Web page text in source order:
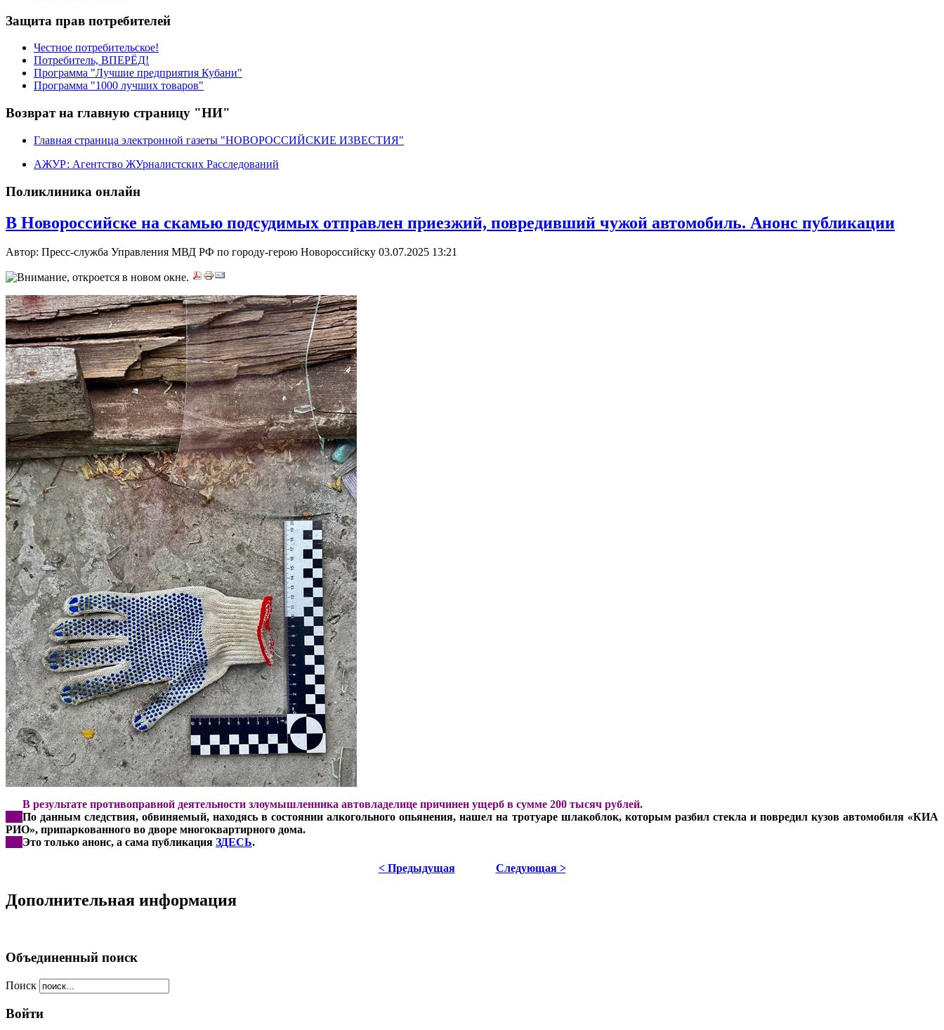
Защита прав потребителей
Честное потребительское!
Потребитель, ВПЕРЁД!
Программа "Лучшие предприятия Кубани"
Программа "1000 лучших товаров"
Возврат на главную страницу "НИ"
Главная страница электронной газеты "НОВОРОССИЙСКИЕ ИЗВЕСТИЯ"
АЖУР: Агентство ЖУрналистских Расследований
Поликлиника онлайн
В Новороссийске на скамью подсудимых отправлен приезжий, повредивший чужой автомобиль. Анонс публикации
Автор: Пресс-служба Управления МВД РФ по городу-герою Новороссийску 03.07.2025 13:21
В результате противоправной деятельности злоумышленника автовладелице причинен ущерб в сумме 200 тысяч рублей.
По данным следствия, обвиняемый, находясь в состоянии алкогольного опьянения, нашел на тротуаре шлакоблок, которым разбил стекла и повредил кузов автомобиля «КИА
РИО», припаркованного во дворе многоквартирного дома.
Это только анонс, а сама публикация ЗДЕСЬ.
< Предыдущая Следующая >
Дополнительная информация
Объединенный поиск
Поиск
Войти